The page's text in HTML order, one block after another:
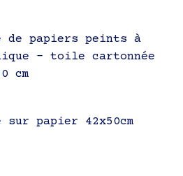
de papiers peints à
– toile cartonnée
cm
sur papier 42x50cm